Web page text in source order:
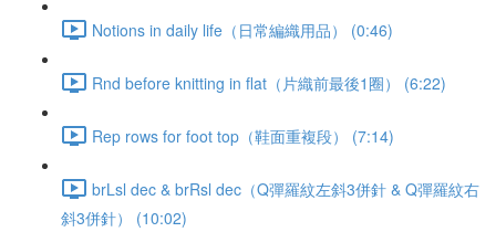
Notions in daily life（日常編織用品） (0:46)
Rnd before knitting in flat（片織前最後1圈） (6:22)
Rep rows for foot top（鞋面重複段） (7:14)
brLsl dec & brRsl dec（Q彈羅紋左斜3併針 & Q彈羅紋右
斜3併針） (10:02)